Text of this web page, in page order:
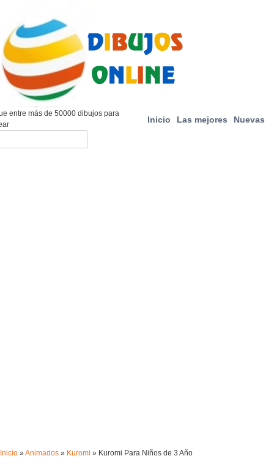
Inicio Las mejores Nuevas
entre más de 50000 dibujos para
Inicio »Animados » Kuromi » Kuromi Para Niños de 3 Año